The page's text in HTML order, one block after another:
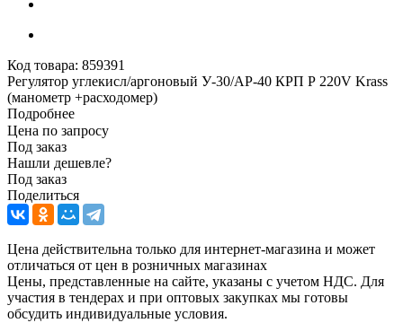
Код товара: 859391
Регулятор углекисл/аргоновый У-30/АР-40 КРП Р 220V Krass
(манометр +расходомер)
Подробнее
Цена по запросу
Под заказ
Нашли дешевле?
Под заказ
Поделиться
Цена действительна только для интернет-магазина и может
отличаться от цен в розничных магазинах
Цены, представленные на сайте, указаны с учетом НДС. Для
участия в тендерах и при оптовых закупках мы готовы
обсудить индивидуальные условия.